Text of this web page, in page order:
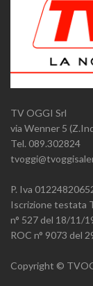
TV OGGI Srl
via Wenner 5
Tel. 089.302824
P. Iva
Iscrizione testata
n° 527 del 18/11/
ROC n° 9073 del
Copyright ©